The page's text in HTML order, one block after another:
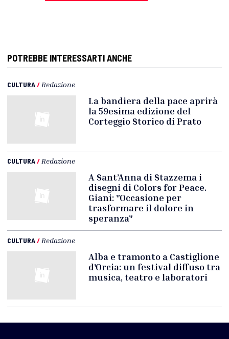
POTREBBE INTERESSARTI ANCHE
CULTURA/ Redazione
La bandiera della pace aprirà
la 59esima edizione del
Corteggio Storico di Prato
CULTURA/ Redazione
A Sant’Anna di Stazzema i
disegni di Colors for Peace.
Giani: "Occasione per
trasformare il dolore in
speranza"
CULTURA/ Redazione
Alba e tramonto a Castiglione
d'Orcia: un festival diffuso tra
musica, teatro e laboratori